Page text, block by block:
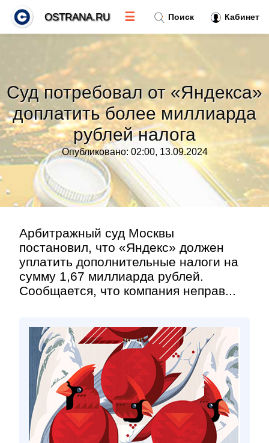
Суд потребовал от «Яндекса»
доплатить более миллиарда
рублей налога
Опубликовано: 02:00, 13.09.2024
Арбитражный суд Москвы
постановил, что «Яндекс» должен
уплатить дополнительные налоги на
сумму 1,67 миллиарда рублей.
Сообщается, что компания неправ...
Поиск Кабинет
OSTRANA.RU ☰
Тренды новостей»
Рубрики»
Правила
Контакт»